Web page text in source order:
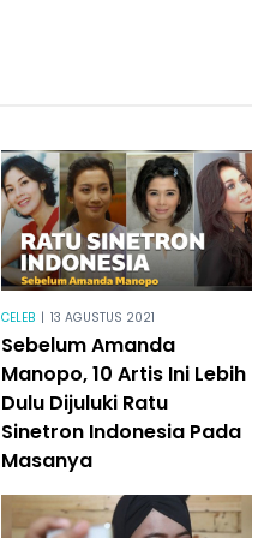
CELEB | 13 AGUSTUS 2021
Sebelum Amanda
Manopo, 10 Artis Ini Lebih
Dulu Dijuluki Ratu
Sinetron Indonesia Pada
Masanya